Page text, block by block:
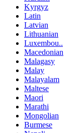
Kyrgyz
Latin
Latvian
Lithuanian
Luxembou..
Macedonian
Malagasy
Malay
Malayalam
Maltese
Maori
Marathi
Mongolian
Burmese